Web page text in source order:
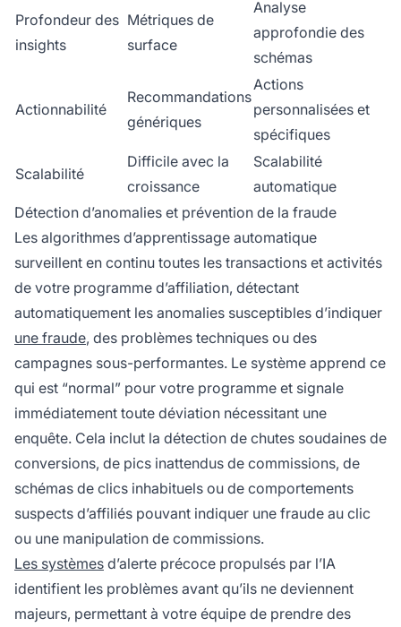
Profondeur des
insights
Métriques de
surface
Analyse
approfondie des
schémas
Actionnabilité
Recommandations
génériques
Actions
personnalisées et
spécifiques
Scalabilité
Difficile avec la
croissance
Scalabilité
automatique
Détection d’anomalies et prévention de la fraude
Les algorithmes d’apprentissage automatique
surveillent en continu toutes les transactions et activités
de votre programme d’affiliation, détectant
automatiquement les anomalies susceptibles d’indiquer
une fraude, des problèmes techniques ou des
campagnes sous-performantes. Le système apprend ce
qui est “normal” pour votre programme et signale
immédiatement toute déviation nécessitant une
enquête. Cela inclut la détection de chutes soudaines de
conversions, de pics inattendus de commissions, de
schémas de clics inhabituels ou de comportements
suspects d’affiliés pouvant indiquer une fraude au clic
ou une manipulation de commissions.
Les systèmes d’alerte précoce propulsés par l’IA
identifient les problèmes avant qu’ils ne deviennent
majeurs, permettant à votre équipe de prendre des